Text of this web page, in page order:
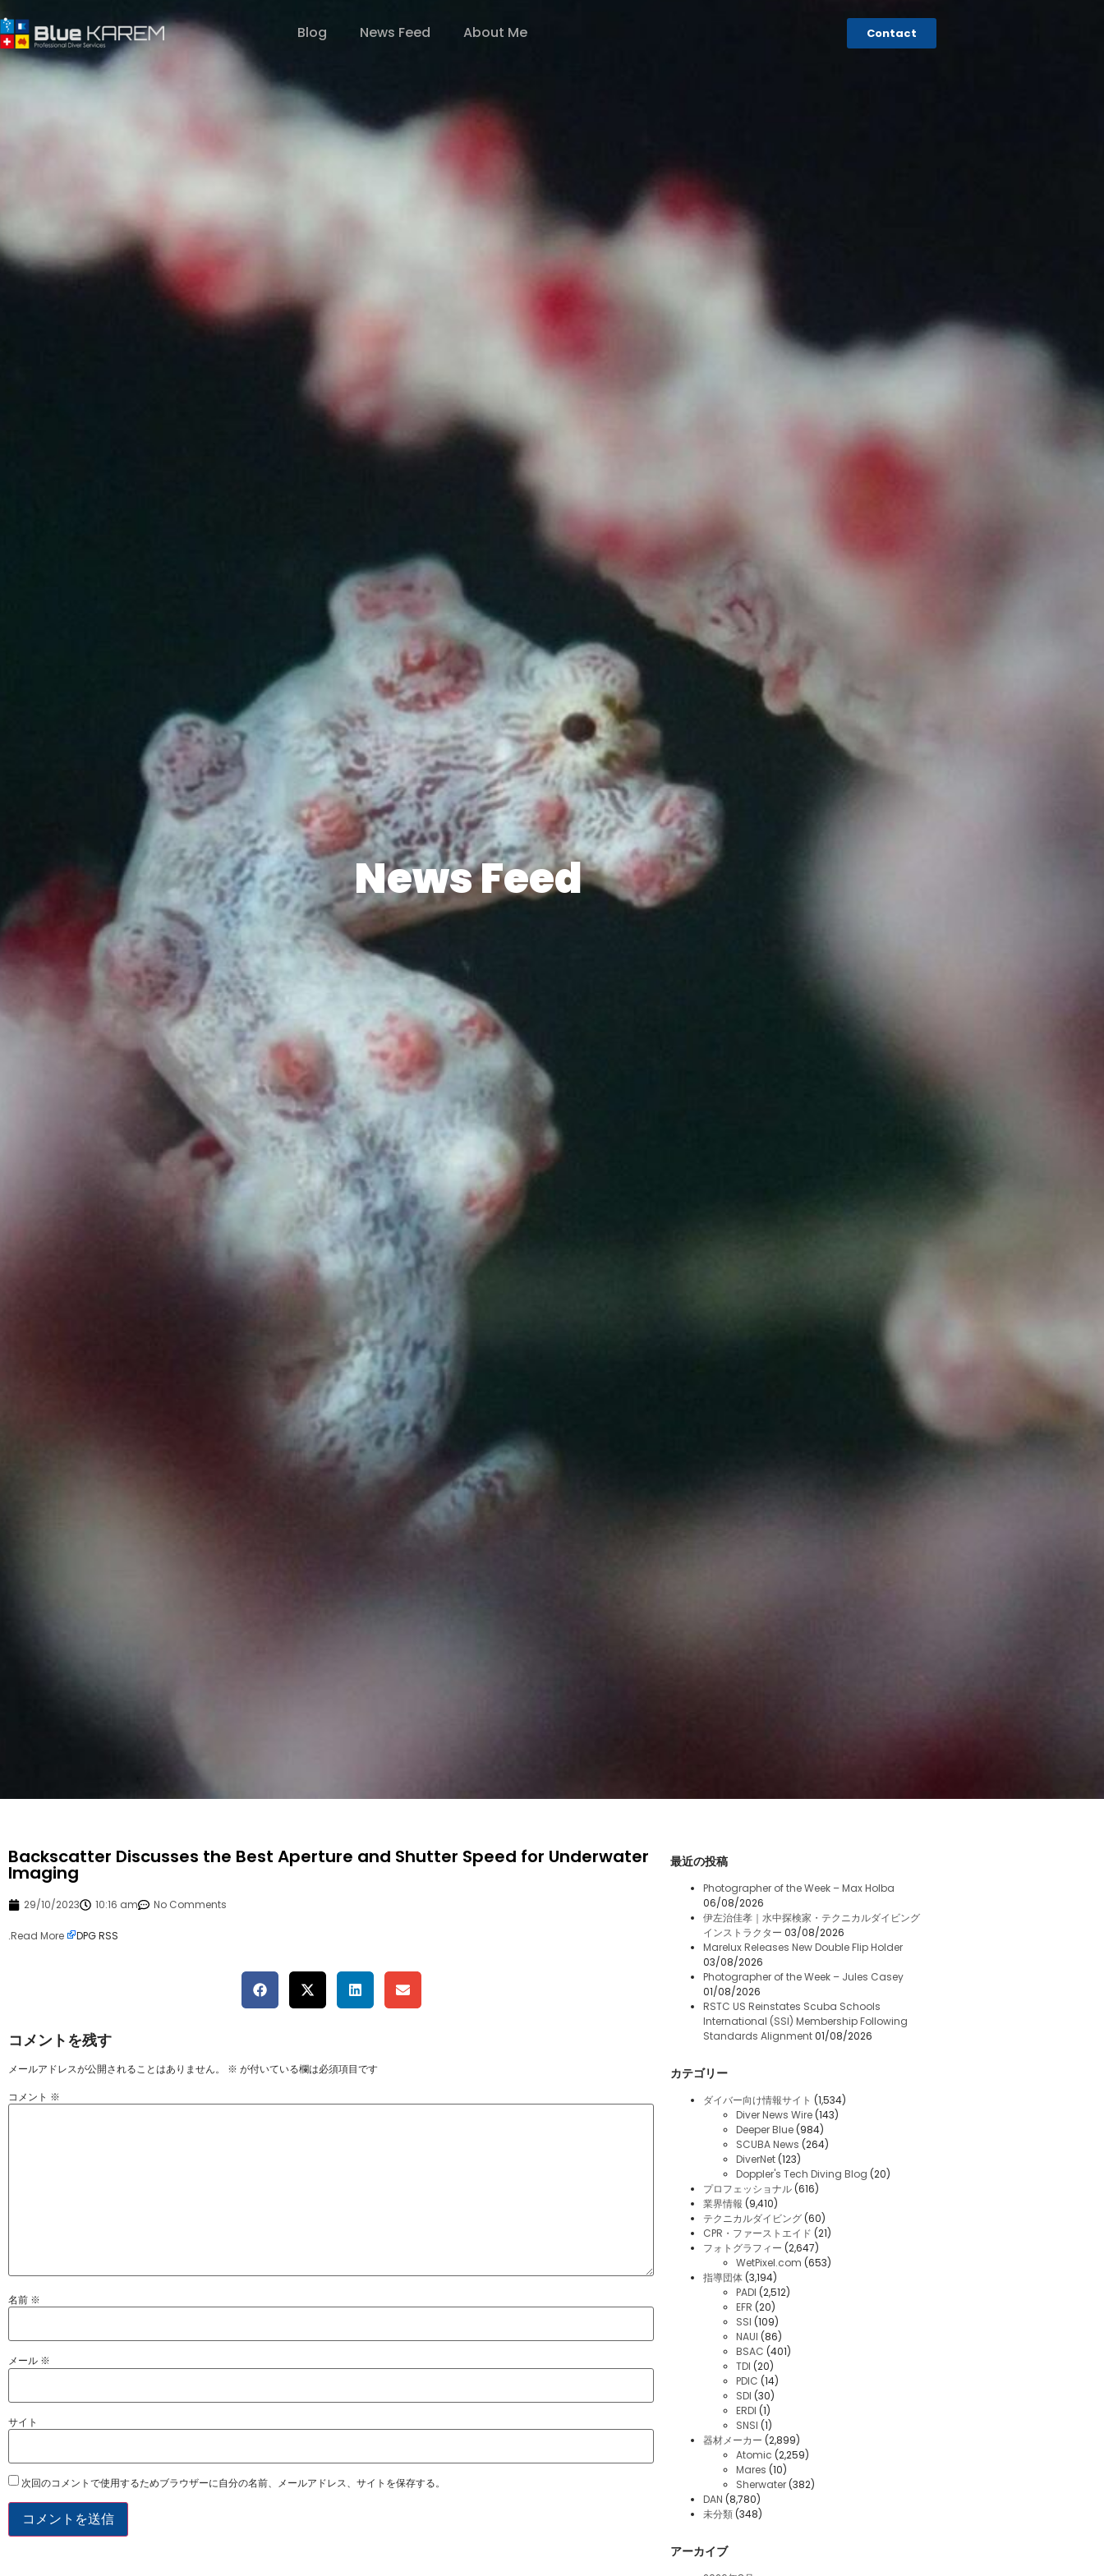
Blog News Feed About Me Contact
News Feed
Backscatter Discusses the Best Aperture and Shutter Speed for Underwater
Imaging
29/10/2023 10:16 am No Comments
.Read More DPG RSS
コメントを残す
メールアドレスが公開されることはありません。 ※ が付いている欄は必須項目です
コメント ※
名前 ※
メール ※
サイト
次回のコメントで使用するためブラウザーに自分の名前、メールアドレス、サイトを保存する。
最近の投稿
Photographer of the Week – Max Holba
06/08/2026
伊左治佳孝｜水中探検家・テクニカルダイビング
インストラクター 03/08/2026
Marelux Releases New Double Flip Holder
03/08/2026
Photographer of the Week – Jules Casey
01/08/2026
RSTC US Reinstates Scuba Schools
International (SSI) Membership Following
Standards Alignment 01/08/2026
カテゴリー
ダイバー向け情報サイト (1,534)
Diver News Wire (143)
Deeper Blue (984)
SCUBA News (264)
DiverNet (123)
Doppler's Tech Diving Blog (20)
プロフェッショナル (616)
業界情報 (9,410)
テクニカルダイビング (60)
CPR・ファーストエイド (21)
フォトグラフィー (2,647)
WetPixel.com (653)
指導団体 (3,194)
PADI (2,512)
EFR (20)
SSI (109)
NAUI (86)
BSAC (401)
TDI (20)
PDIC (14)
SDI (30)
ERDI (1)
SNSI (1)
器材メーカー (2,899)
Atomic (2,259)
Mares (10)
Sherwater (382)
DAN (8,780)
未分類 (348)
アーカイブ